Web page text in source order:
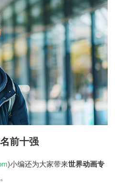
前十强
)小编还为大家带来世界动画专